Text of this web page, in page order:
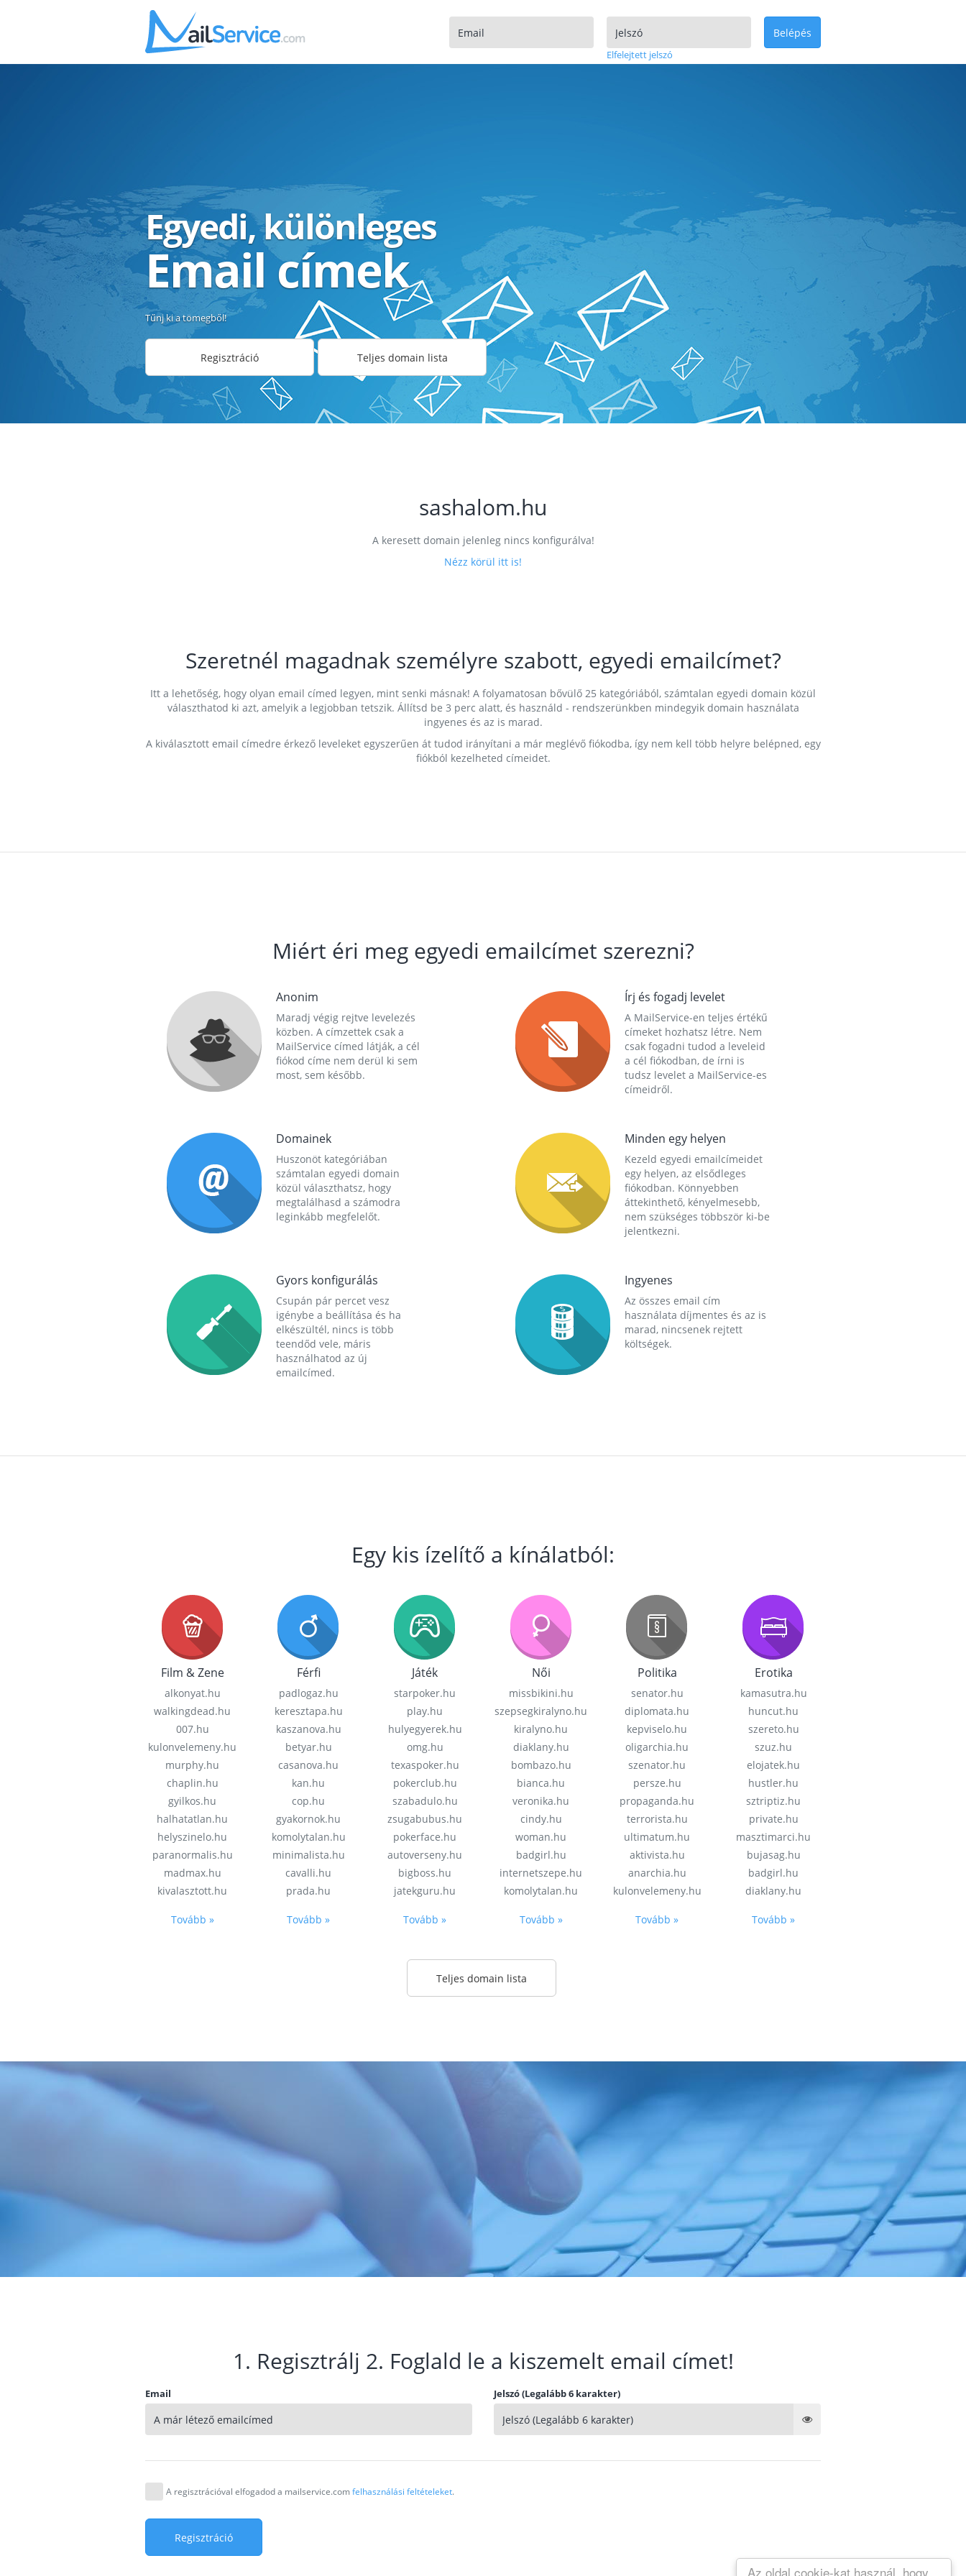
Az oldal cookie-kat használ, hogy
Elfelejtett jelszó
Belépés
Egyedi, különleges
Email címek
Tűnj ki a tömegből!
Regisztráció Teljes domain lista
sashalom.hu
A keresett domain jelenleg nincs konfigurálva!
Nézz körül itt is!
Szeretnél magadnak személyre szabott, egyedi emailcímet?
Itt a lehetőség, hogy olyan email címed legyen, mint senki másnak! A folyamatosan bővülő 25 kategóriából, számtalan egyedi domain közül
választhatod ki azt, amelyik a legjobban tetszik. Állítsd be 3 perc alatt, és használd - rendszerünkben mindegyik domain használata
ingyenes és az is marad.
A kiválasztott email címedre érkező leveleket egyszerűen át tudod irányítani a már meglévő fiókodba, így nem kell több helyre belépned, egy
fiókból kezelheted címeidet.
Miért éri meg egyedi emailcímet szerezni?
Anonim
Maradj végig rejtve levelezés
közben. A címzettek csak a
MailService címed látják, a cél
fiókod címe nem derül ki sem
most, sem később.
Írj és fogadj levelet
A MailService-en teljes értékű
címeket hozhatsz létre. Nem
csak fogadni tudod a leveleid
a cél fiókodban, de írni is
tudsz levelet a MailService-es
címeidről.
Domainek
Huszonöt kategóriában
számtalan egyedi domain
közül választhatsz, hogy
megtalálhasd a számodra
leginkább megfelelőt.
Minden egy helyen
Kezeld egyedi emailcímeidet
egy helyen, az elsődleges
fiókodban. Könnyebben
áttekinthető, kényelmesebb,
nem szükséges többször ki-be
jelentkezni.
Gyors konfigurálás
Csupán pár percet vesz
igénybe a beállítása és ha
elkészültél, nincs is több
teendőd vele, máris
használhatod az új
emailcímed.
Ingyenes
Az összes email cím
használata díjmentes és az is
marad, nincsenek rejtett
költségek.
Egy kis ízelítő a kínálatból:
Film & Zene
alkonyat.hu
walkingdead.hu
007.hu
kulonvelemeny.hu
murphy.hu
chaplin.hu
gyilkos.hu
halhatatlan.hu
helyszinelo.hu
paranormalis.hu
madmax.hu
kivalasztott.hu
Tovább »
Férfi
padlogaz.hu
keresztapa.hu
kaszanova.hu
betyar.hu
casanova.hu
kan.hu
cop.hu
gyakornok.hu
komolytalan.hu
minimalista.hu
cavalli.hu
prada.hu
Tovább »
Játék
starpoker.hu
play.hu
hulyegyerek.hu
omg.hu
texaspoker.hu
pokerclub.hu
szabadulo.hu
zsugabubus.hu
pokerface.hu
autoverseny.hu
bigboss.hu
jatekguru.hu
Tovább »
Női
missbikini.hu
szepsegkiralyno.hu
kiralyno.hu
diaklany.hu
bombazo.hu
bianca.hu
veronika.hu
cindy.hu
woman.hu
badgirl.hu
internetszepe.hu
komolytalan.hu
Tovább »
Politika
senator.hu
diplomata.hu
kepviselo.hu
oligarchia.hu
szenator.hu
persze.hu
propaganda.hu
terrorista.hu
ultimatum.hu
aktivista.hu
anarchia.hu
kulonvelemeny.hu
Tovább »
Erotika
kamasutra.hu
huncut.hu
szereto.hu
szuz.hu
elojatek.hu
hustler.hu
sztriptiz.hu
private.hu
masztimarci.hu
bujasag.hu
badgirl.hu
diaklany.hu
Tovább »
Teljes domain lista
1. Regisztrálj 2. Foglald le a kiszemelt email címet!
Email Jelszó (Legalább 6 karakter)
A regisztrációval elfogadod a mailservice.comfelhasználási feltételeket.
Regisztráció